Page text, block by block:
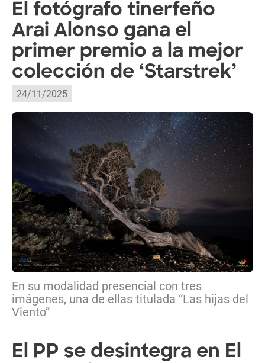
El fotógrafo tinerfeño
Arai Alonso gana el
primer premio a la mejor
colección de ‘Starstrek’
24/11/2025
En su modalidad presencial con tres
imágenes, una de ellas titulada “Las hijas del
Viento”
El PP se desintegra en El